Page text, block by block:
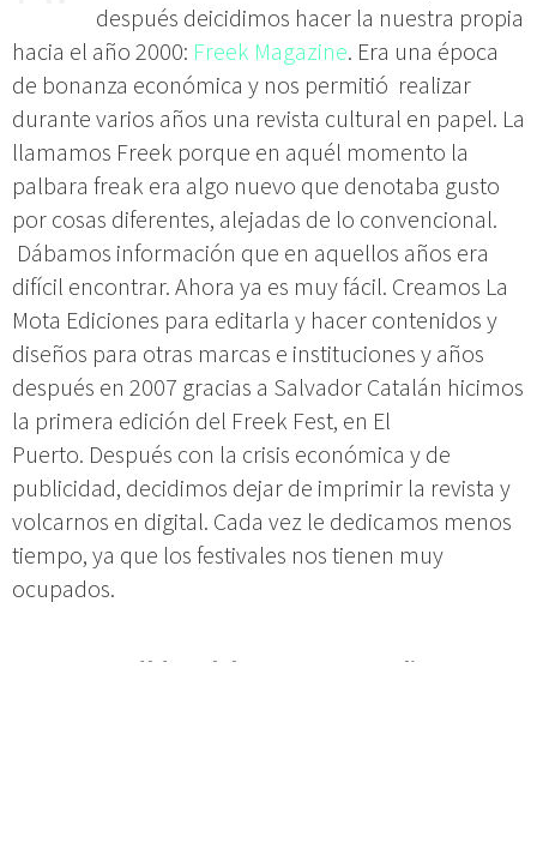
después deicidimos hacer la nuestra propia
hacia el año 2000: Freek Magazine. Era una época
de bonanza económica y nos permitió realizar
durante varios años una revista cultural en papel. La
llamamos Freek porque en aquél momento la
palbara freak era algo nuevo que denotaba gusto
por cosas diferentes, alejadas de lo convencional.
Dábamos información que en aquellos años era
difícil encontrar. Ahora ya es muy fácil. Creamos La
Mota Ediciones para editarla y hacer contenidos y
diseños para otras marcas e instituciones y años
después en 2007 gracias a Salvador Catalán hicimos
la primera edición del Freek Fest, en El
Puerto. Después con la crisis económica y de
publicidad, decidimos dejar de imprimir la revista y
volcarnos en digital. Cada vez le dedicamos menos
tiempo, ya que los festivales nos tienen muy
ocupados.
¿Cuál fue el detonante para diseñar un